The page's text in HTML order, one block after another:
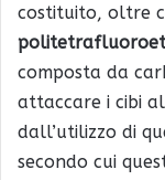
costituito, oltre
composta da
attaccare i cibi
dall’utilizzo di
secondo cui